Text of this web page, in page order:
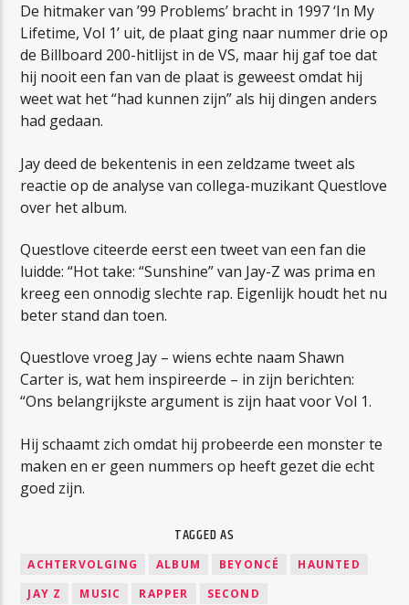
De hitmaker van ’99 Problems’ bracht in 1997 ‘In My
Lifetime, Vol 1’ uit, de plaat ging naar nummer drie op
de Billboard 200-hitlijst in de VS, maar hij gaf toe dat
hij nooit een fan van de plaat is geweest omdat hij
weet wat het “had kunnen zijn” als hij dingen anders
had gedaan.
Jay deed de bekentenis in een zeldzame tweet als
reactie op de analyse van collega-muzikant Questlove
over het album.
Questlove citeerde eerst een tweet van een fan die
luidde: “Hot take: “Sunshine” van Jay-Z was prima en
kreeg een onnodig slechte rap. Eigenlijk houdt het nu
beter stand dan toen.
Questlove vroeg Jay – wiens echte naam Shawn
Carter is, wat hem inspireerde – in zijn berichten:
“Ons belangrijkste argument is zijn haat voor Vol 1.
Hij schaamt zich omdat hij probeerde een monster te
maken en er geen nummers op heeft gezet die echt
goed zijn.
TAGGED AS
ACHTERVOLGING ALBUM BEYONCÉ
HAUNTED
JAY Z
MUSIC RAPPER SECOND